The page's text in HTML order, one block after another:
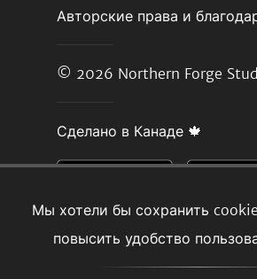
Мы хотели бы сохранить
повысить удобство
Авторские права и
© 2026 Northern Forge
Сделано в Канаде 🍁